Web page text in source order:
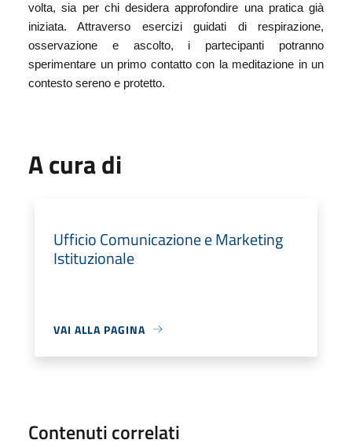
volta, sia per chi desidera approfondire una pratica già
iniziata. Attraverso esercizi guidati di respirazione,
osservazione e ascolto, i partecipanti potranno
sperimentare un primo contatto con la meditazione in un
contesto sereno e protetto.
A cura di
Ufficio Comunicazione e Marketing
Istituzionale
VAI ALLA PAGINA
Contenuti correlati